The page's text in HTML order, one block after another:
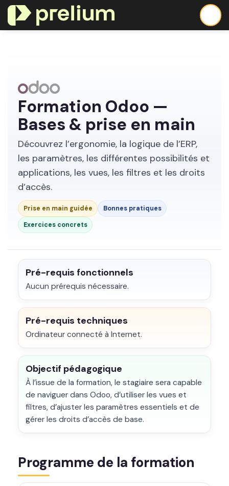
Se rendre au contenu
Formation Odoo —
Bases & prise en main
Découvrez l’ergonomie, la logique de l’ERP,
les paramètres, les différentes possibilités et
applications, les vues, les filtres et les droits
d’accès.
Prise en main guidée Bonnes pratiques
Exercices concrets
Pré-requis fonctionnels
Aucun prérequis nécessaire.
Pré-requis techniques
Ordinateur connecté à Internet.
Objectif pédagogique
À l’issue de la formation, le stagiaire sera capable
de naviguer dans Odoo, d’utiliser les vues et
filtres, d’ajuster les paramètres essentiels et de
gérer les droits d’accès de base.
Programme de la formation